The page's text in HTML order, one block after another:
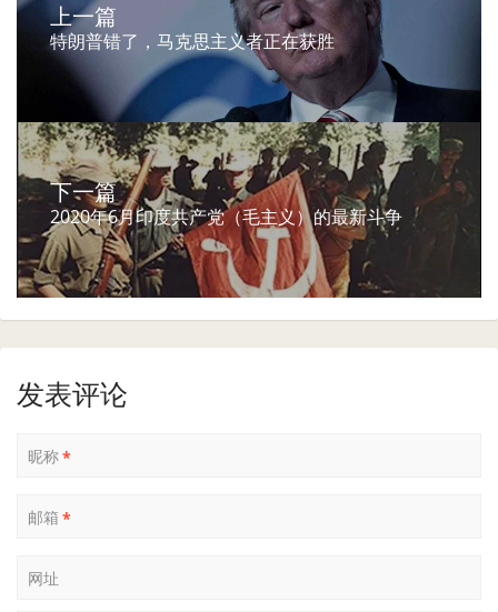
上一篇
特朗普错了，马克思主义者正在获胜
下一篇
2020年6月印度共产党（毛主义）的最新斗争
发表评论
昵称*
邮箱 *
网址